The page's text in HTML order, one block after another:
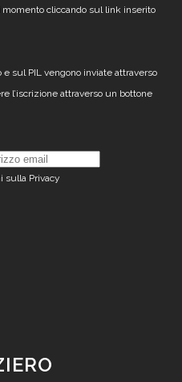
cliccando sul link inserito
sul PIL vengono inviate attraverso
l’iscrizione attraverso un bottone
sulla Privacy